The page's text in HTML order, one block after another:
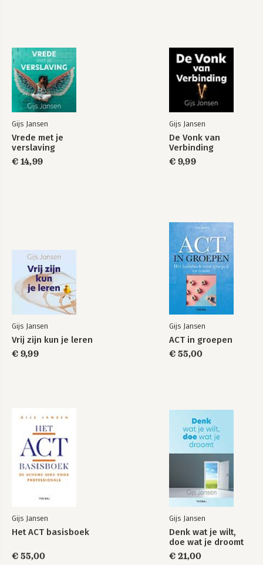
Vrij zijn kun je leren
Vrede met je
verslaving
Gijs Jansen
Vrede met je
verslaving
€ 14,99
Gijs Jansen
De Vonk van
Verbinding
€ 9,99
Gijs Jansen
Vrij zijn kun je leren
€ 9,99
Gijs Jansen
ACT in groepen
€ 55,00
Gijs Jansen
Het ACT basisboek
€ 55,00
Gijs Jansen
Denk wat je wilt,
doe wat je droomt
€ 21,00